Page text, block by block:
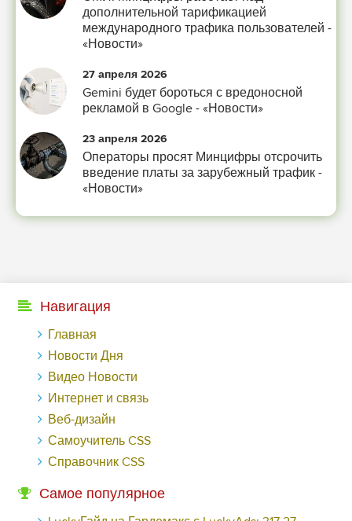
дополнительной тарификацией
международного трафика пользователей -
«Новости»
27 апреля 2026
Gemini будет бороться с вредоносной
рекламой в Google - «Новости»
23 апреля 2026
Операторы просят Минцифры отсрочить
введение платы за зарубежный трафик -
«Новости»
Навигация
Главная
Новости Дня
Видео Новости
Интернет и связь
Веб-дизайн
Самоучитель CSS
Справочник CSS
Самое популярное